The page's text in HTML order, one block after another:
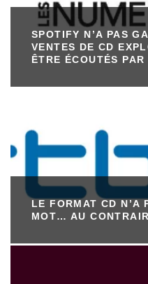
SPOTIFY N’A PAS
VENTES DE CD
ÊTRE ÉCOUTÉS
LE FORMAT CD N’A
MOT… AU